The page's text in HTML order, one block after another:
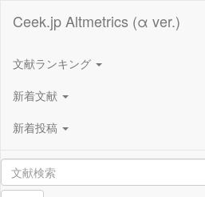
Ceek.jp Altmetrics (α ver.)
文献ランキング
新着文献
新着投稿